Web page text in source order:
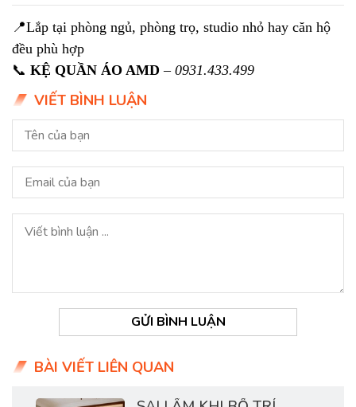
📍Lắp tại phòng ngủ, phòng trọ, studio nhỏ hay căn hộ
đều phù hợp
📞 KỆ QUẦN ÁO AMD – 0931.433.499
VIẾT BÌNH LUẬN
GỬI BÌNH LUẬN
BÀI VIẾT LIÊN QUAN